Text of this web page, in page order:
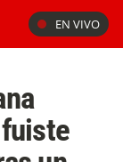
EN VIVO